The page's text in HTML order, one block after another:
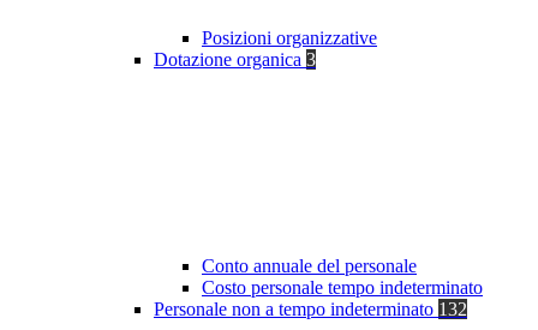
Posizioni organizzative
Dotazione organica 3
Conto annuale del personale
Costo personale tempo indeterminato
Personale non a tempo indeterminato 132